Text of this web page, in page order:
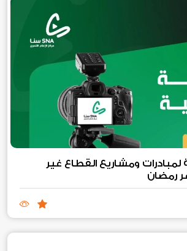
ومشاريع القطاع غير
رمضان